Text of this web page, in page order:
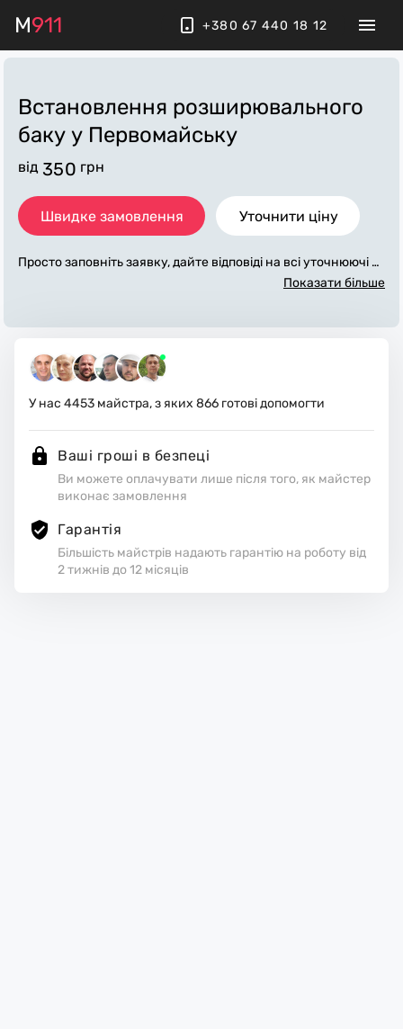
M911 +380 67 440 18 12
Встановлення розширювального
баку у Первомайську
від 350 грн
Швидке замовлення Уточнити ціну
Просто заповніть заявку, дайте відповіді на всі уточнюючі за
питання по «встановлення розширювального баку». Ми з
ти потрібні матеріали. Виконавці стежать за чистотою та пр
ибирають робоче місце.
Показати більше
У нас 4453 майстра, з яких 866 готові допомогти
Ваші гроші в безпеці
Ви можете оплачувати лише після того, як майстер
виконає замовлення
Гарантія
Більшість майстрів надають гарантію на роботу від
2 тижнів до 12 місяців